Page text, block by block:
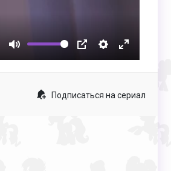
Подписаться на сериал